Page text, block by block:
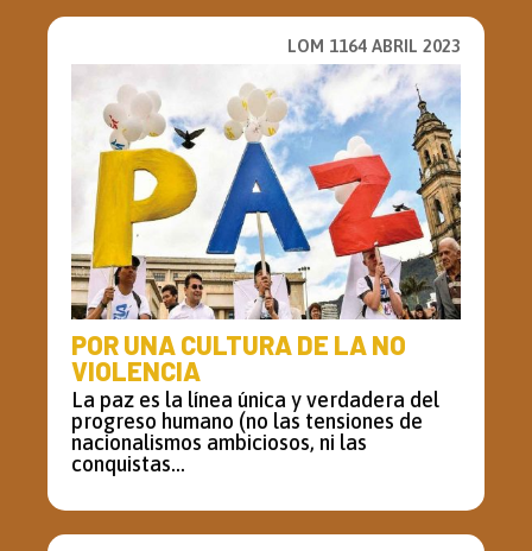
LOM 1164 ABRIL 2023
POR UNA CULTURA DE LA NO
VIOLENCIA
La paz es la línea única y verdadera del
progreso humano (no las tensiones de
nacionalismos ambiciosos, ni las
conquistas...